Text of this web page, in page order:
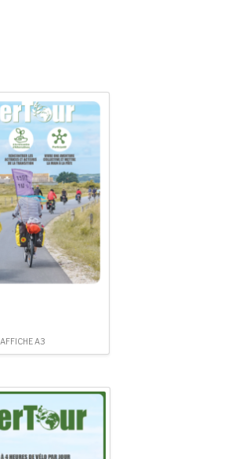
AFFICHE A3